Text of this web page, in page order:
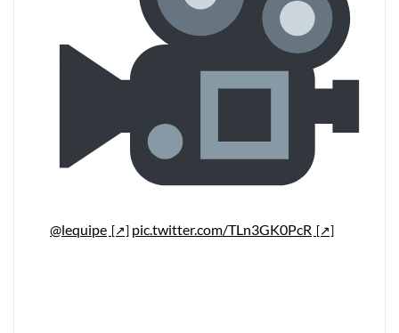
@lequipe pic.twitter.com/TLn3GK0PcR